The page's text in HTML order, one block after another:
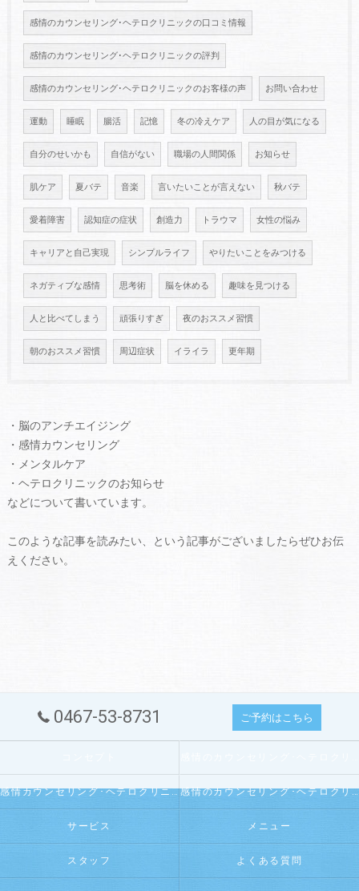
感情のカウンセリング･ヘテロクリニックの口コミ情報
感情のカウンセリング･ヘテロクリニックの評判
感情のカウンセリング･ヘテロクリニックのお客様の声 お問い合わせ
運動 睡眠 腸活 記憶 冬の冷えケア 人の目が気になる
自分のせいかも 自信がない 職場の人間関係 お知らせ
肌ケア 夏バテ 音楽 言いたいことが言えない 秋バテ
愛着障害 認知症の症状 創造力 トラウマ 女性の悩み
キャリアと自己実現 シンプルライフ やりたいことをみつける
ネガティブな感情 思考術 脳を休める 趣味を見つける
人と比べてしまう 頑張りすぎ 夜のおススメ習慣
朝のおススメ習慣 周辺症状 イライラ 更年期
・脳のアンチエイジング
・感情カウンセリング
・メンタルケア
・ヘテロクリニックのお知らせ
などについて書いています。
このような記事を読みたい、という記事がございましたらぜひお伝
えください。
0467-53-8731 ご予約はこちら
感情カウンセリング･ヘテロクリニックの評判 感情のカウンセリング･ヘテロクリニックのお客様の声
サービス メニュー
スタッフ よくある質問